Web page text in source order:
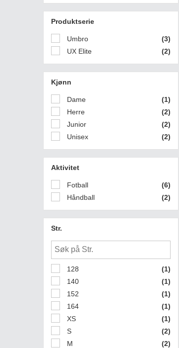
Produktserie
Umbro
(3)
UX Elite
(2)
Kjønn
Dame
(1)
Herre
(2)
Junior
(2)
Unisex
(2)
Aktivitet
Fotball
(6)
Håndball
(2)
Str.
128
(1)
140
(1)
152
(1)
164
(1)
XS
(1)
S
(2)
M
(2)